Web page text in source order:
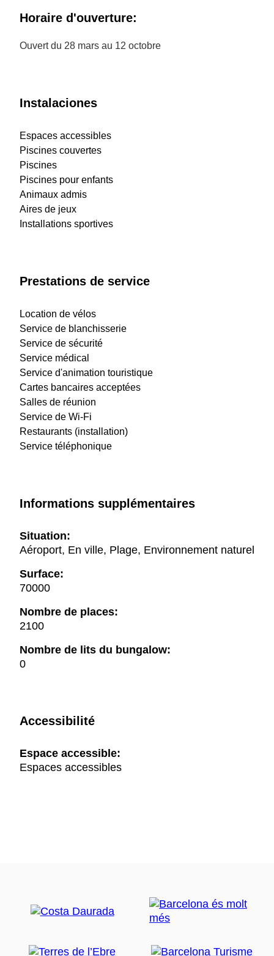
Horaire d'ouverture:
Ouvert du 28 mars au 12 octobre
Instalaciones
Espaces accessibles
Piscines couvertes
Piscines
Piscines pour enfants
Animaux admis
Aires de jeux
Installations sportives
Prestations de service
Location de vélos
Service de blanchisserie
Service de sécurité
Service médical
Service d'animation touristique
Cartes bancaires acceptées
Salles de réunion
Service de Wi-Fi
Restaurants (installation)
Service téléphonique
Informations supplémentaires
Situation:
Aéroport, En ville, Plage, Environnement naturel
Surface:
70000
Nombre de places:
2100
Nombre de lits du bungalow:
0
Accessibilité
Espace accessible:
Espaces accessibles